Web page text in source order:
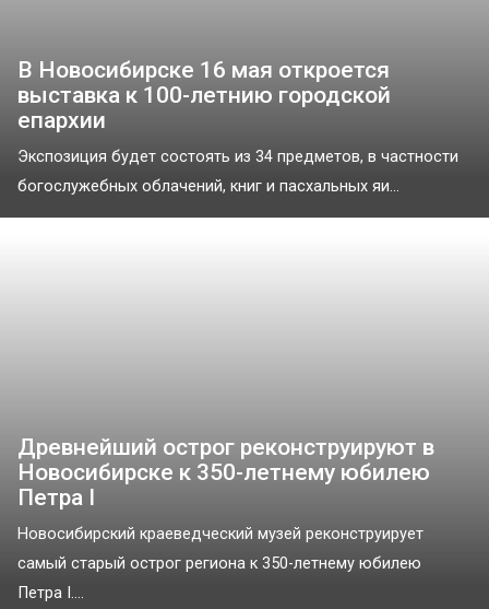
В Новосибирске 16 мая откроется
выставка к 100-летнию городской
епархии
Экспозиция будет состоять из 34 предметов, в частности
богослужебных облачений, книг и пасхальных яи...
Древнейший острог реконструируют в
Новосибирске к 350-летнему юбилею
Петра I
Новосибирский краеведческий музей реконструирует
самый старый острог региона к 350-летнему юбилею
Петра I....